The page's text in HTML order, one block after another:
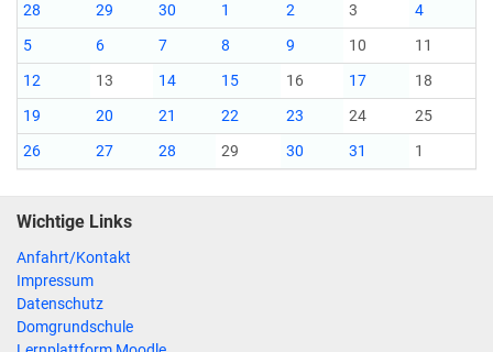
28
29 30 1 2 3
4
5
6 7 8 9 10
11
12
13 14 15 16 17
18
19
20 21 22 23 24
25
26
27 28 29 30 31 1
Wichtige Links
Anfahrt/Kontakt
Impressum
Datenschutz
Domgrundschule